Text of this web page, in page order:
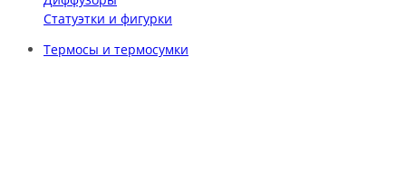
Статуэтки и фигурки
Термосы и термосумки